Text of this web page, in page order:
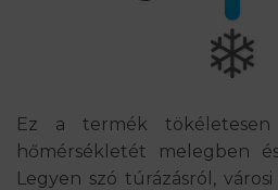
Ez a termék tökéletesen
hőmérsékletét melegben
Legyen szó túrázásról,